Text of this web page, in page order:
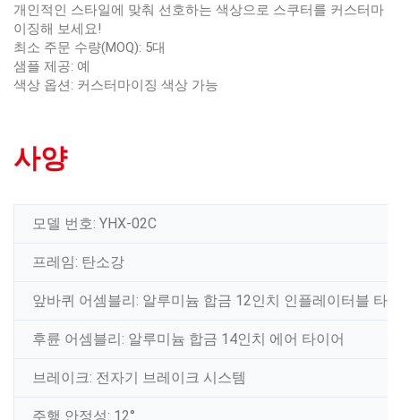
개인적인 스타일에 맞춰 선호하는 색상으로 스쿠터를 커스터마
이징해 보세요!
최소 주문 수량(MOQ): 5대
샘플 제공: 예
색상 옵션: 커스터마이징 색상 가능
사양
모델 번호: YHX-02C
프레임: 탄소강
앞바퀴 어셈블리: 알루미늄 합금 12인치 인플레이터블 타
후륜 어셈블리: 알루미늄 합금 14인치 에어 타이어
브레이크: 전자기 브레이크 시스템
주행 안정성: 12°